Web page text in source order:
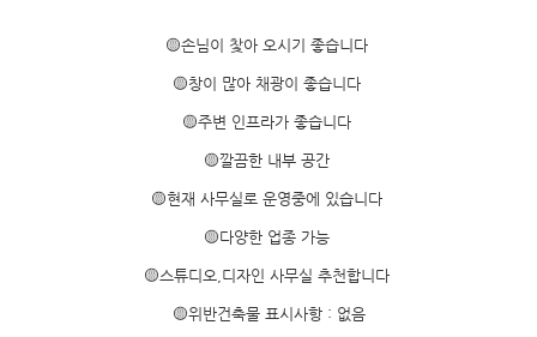
🟡손님이 찿아 오시기 좋습니다
🟡창이 많아 채광이 좋습니다
🟡주변 인프라가 좋습니다
🟡깔끔한 내부 공간
🟡현재 사무실로 운영중에 있습니다
🟡다양한 업종 가능
🟡스튜디오,디자인 사무실 추천합니다
🟡위반건축물 표시사항 : 없음